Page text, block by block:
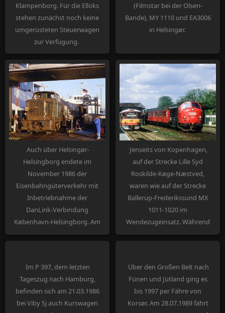
Klampenborg. Für die Elloks
stehen zunächst noch keine
umgerüsteten Steuerwagen
zur Verfügung.
(Filmstar bei der Olsen-
Bande), MY 1110 und EA3006
in Helsingør.
Auch über Helsingør-
Helsingborg endete im
November 1986 der
Eisenbahngüterverkehr mit
Inbetriebnahme der
DanLink-Verbindung
København-Helsingborg. Am
19.12.1985 darf jedoch noch
rangieren.
Jenseits von Kopenhagen,
auf der Strecke Lille Syd
Roskilde-Køge-Næstved,
waren wie auf der Strecke
Ballerup-Frederikssund MX
1011-1020 im
Wendezugeinsatz. Während
am 28.05.1986 noch MX 1017
Strecke bereits Triebwagen
der Reihe MR ein.
Im P 397, dem letzten
Tageszug nach Hamburg,
befinden sich am 21.03.1986
bei Viby Sj auch Kurswagen
Über den Großen Belt nach
Fünen und Jütland ging es
bis 1997 per Fähre von
Korsør. Am 28.07.1989 fährt